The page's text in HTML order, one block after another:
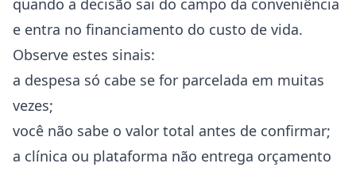
quando a decisão sai do campo da conveniência
e entra no financiamento do custo de vida.
Observe estes sinais:
a despesa só cabe se for parcelada em muitas
vezes;
você não sabe o valor total antes de confirmar;
a clínica ou plataforma não entrega orçamento